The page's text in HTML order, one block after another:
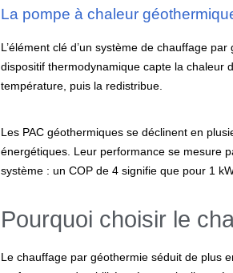
La pompe à chaleur
L’élément clé d’un système de chauffage
dispositif thermodynamique capte la chaleur
température, puis la redistribue.
Les PAC géothermiques se déclinent en
énergétiques. Leur performance se mesure
système : un COP de 4 signifie que pour 1
Pourquoi choisir le
Le chauffage par géothermie séduit de plus